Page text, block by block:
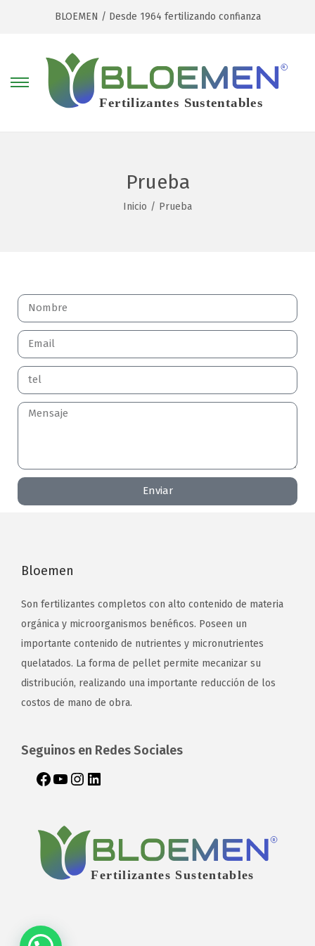
BLOEMEN / Desde 1964 fertilizando confianza
Prueba
Inicio / Prueba
Enviar
Bloemen
Son fertilizantes completos con alto contenido de materia
orgánica y microorganismos benéficos. Poseen un
importante contenido de nutrientes y micronutrientes
quelatados. La forma de pellet permite mecanizar su
distribución, realizando una importante reducción de los
costos de mano de obra.
Seguinos en Redes Sociales